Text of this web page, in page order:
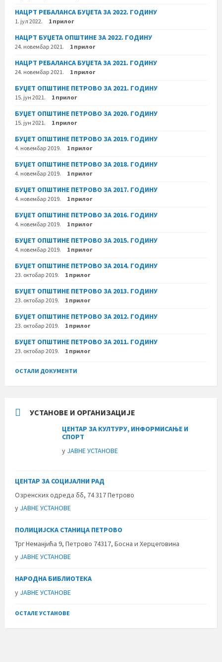
НАЦРТ РЕБАЛАНСА БУЏЕТА ЗА 2022. ГОДИНУ
1. јул 2022. 1 прилог
НАЦРТ БУЏЕТА ОПШТИНЕ ЗА 2022. ГОДИНУ
24. новембар 2021. 1 прилог
НАЦРТ РЕБАЛАНСА БУЏЕТА ЗА 2021. ГОДИНУ
24. новембар 2021. 1 прилог
БУЏЕТ ОПШТИНЕ ПЕТРОВО ЗА 2021. ГОДИНУ
15. јун 2021. 1 прилог
БУЏЕТ ОПШТИНЕ ПЕТРОВО ЗА 2020. ГОДИНУ
15. јун 2021. 1 прилог
БУЏЕТ ОПШТИНЕ ПЕТРОВО ЗА 2019. ГОДИНУ
4. новембар 2019. 1 прилог
БУЏЕТ ОПШТИНЕ ПЕТРОВО ЗА 2018. ГОДИНУ
4. новембар 2019. 1 прилог
БУЏЕТ ОПШТИНЕ ПЕТРОВО ЗА 2017. ГОДИНУ
4. новембар 2019. 1 прилог
БУЏЕТ ОПШТИНЕ ПЕТРОВО ЗА 2016. ГОДИНУ
4. новембар 2019. 1 прилог
БУЏЕТ ОПШТИНЕ ПЕТРОВО ЗА 2015. ГОДИНУ
4. новембар 2019. 1 прилог
БУЏЕТ ОПШТИНЕ ПЕТРОВО ЗА 2014. ГОДИНУ
23. октобар 2019. 1 прилог
БУЏЕТ ОПШТИНЕ ПЕТРОВО ЗА 2013. ГОДИНУ
23. октобар 2019. 1 прилог
БУЏЕТ ОПШТИНЕ ПЕТРОВО ЗА 2012. ГОДИНУ
23. октобар 2019. 1 прилог
БУЏЕТ ОПШТИНЕ ПЕТРОВО ЗА 2011. ГОДИНУ
23. октобар 2019. 1 прилог
ОСТАЛИ ДОКУМЕНТИ
УСТАНОВЕ И ОРГАНИЗАЦИЈЕ
ЦЕНТАР ЗА КУЛТУРУ, ИНФОРМИСАЊЕ И
СПОРТ
у ЈАВНЕ УСТАНОВЕ
ЦЕНТАР ЗА СОЦИЈАЛНИ РАД
Озренских одреда бб, 74 317 Петрово
у ЈАВНЕ УСТАНОВЕ
ПОЛИЦИЈСКА СТАНИЦА ПЕТРОВО
Трг Неманјића 9, Петрово 74317, Босна и Херцеговина
у ЈАВНЕ УСТАНОВЕ
НАРОДНА БИБЛИОТЕКА
у ЈАВНЕ УСТАНОВЕ
ОСТАЛЕ УСТАНОВЕ